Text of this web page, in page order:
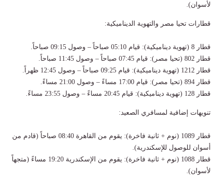
لأسوان).
قطارات تحيا مصر والتهوية الديناميكية:
قطار 8 (تهوية ديناميكية): قيام 05:10 صباحاً – وصول 09:15 صباحاً.
قطار 802 (تحيا مصر): قيام 07:45 صباحاً – وصول 11:45 صباحاً.
قطار 1212 (تهوية ديناميكية): قيام 09:25 صباحاً – وصول 12:45 ظهراً.
قطار 894 (تحيا مصر): قيام 17:00 مساءً – وصول 21:00 مساءً.
قطار 128 (تهوية ديناميكية): قيام 20:45 مساءً – وصول 23:55 مساءً.
تنويهات إضافية لمسافري الصعيد:
قطار 1089 (نوم + ثانية فاخرة): يقوم من القاهرة 08:40 صباحاً (قادم من
أسوان للوصول للإسكندرية).
قطار 1088 (نوم + ثانية فاخرة): يقوم من الإسكندرية 19:20 مساءً (متجهاً
لأسوان).